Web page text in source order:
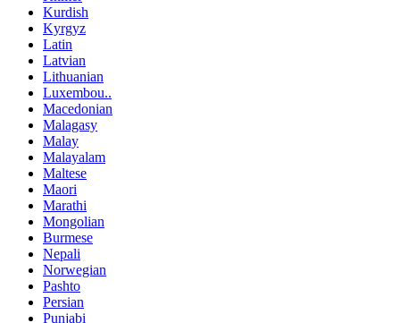
Kurdish
Kyrgyz
Latin
Latvian
Lithuanian
Luxembou..
Macedonian
Malagasy
Malay
Malayalam
Maltese
Maori
Marathi
Mongolian
Burmese
Nepali
Norwegian
Pashto
Persian
Punjabi